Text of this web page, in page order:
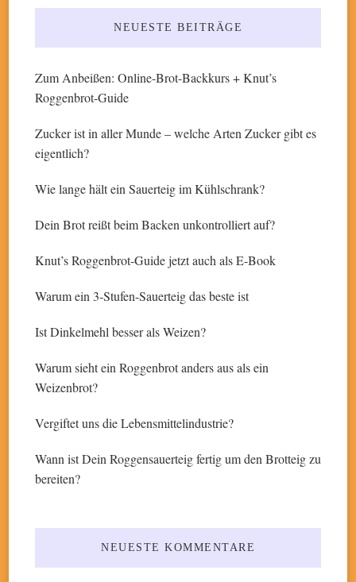
etwas?
NEUESTE BEITRÄGE
Zum Anbeißen: Online-Brot-Backkurs + Knut’s
Roggenbrot-Guide
Zucker ist in aller Munde – welche Arten Zucker gibt es
eigentlich?
Wie lange hält ein Sauerteig im Kühlschrank?
Dein Brot reißt beim Backen unkontrolliert auf?
Knut’s Roggenbrot-Guide jetzt auch als E-Book
Warum ein 3-Stufen-Sauerteig das beste ist
Ist Dinkelmehl besser als Weizen?
Warum sieht ein Roggenbrot anders aus als ein
Weizenbrot?
Vergiftet uns die Lebensmittelindustrie?
Wann ist Dein Roggensauerteig fertig um den Brotteig zu
bereiten?
NEUESTE KOMMENTARE